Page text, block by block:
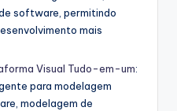
software, permitindo
mais
Visual Tudo-em-um:
para modelagem
modelagem de